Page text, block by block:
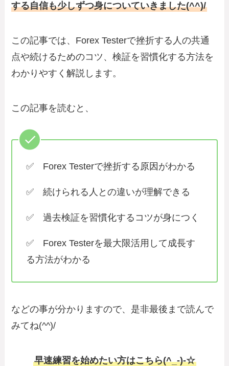
する自信も少しずつ身についていきました(^^)/
この記事では、Forex Testerで挫折する人の共通
点や続けるためのコツ、検証を習慣化する方法を
わかりやすく解説します。
この記事を読むと、
✅ Forex Testerで挫折する原因がわかる
✅ 続けられる人との違いが理解できる
✅ 過去検証を習慣化するコツが身につく
✅ Forex Testerを最大限活用して成長す
る方法がわかる
などの事が分かりますので、是非最後まで読んで
みてね(^^)/
早速練習を始めたい方はこちら(^_-)-☆